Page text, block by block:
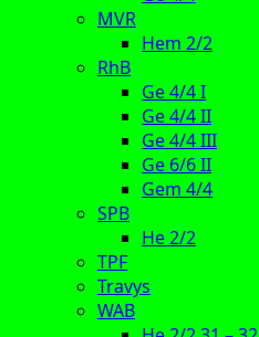
MVR
Hem 2/2
RhB
Ge 4/4 I
Ge 4/4 II
Ge 4/4 III
Ge 6/6 II
Gem 4/4
SPB
He 2/2
TPF
Travys
WAB